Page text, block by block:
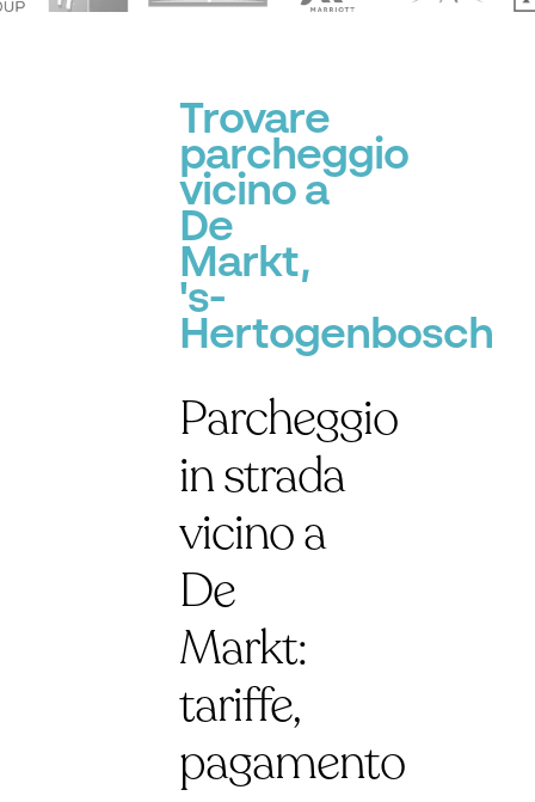
Trovare
parcheggio
vicino a
De
Markt,
's-
Hertogenbosch
Parcheggio
in strada
vicino a
De
Markt:
tariffe,
pagamento